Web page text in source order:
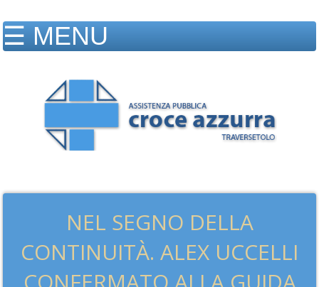
NEL SEGNO DELLA
CONTINUITÀ. ALEX UCCELLI